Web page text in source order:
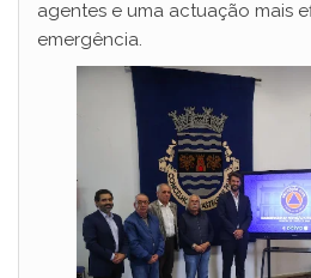
agentes e uma actuação mais
emergência.